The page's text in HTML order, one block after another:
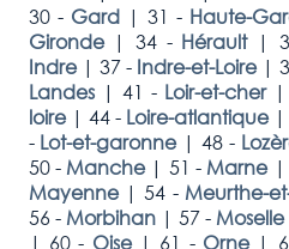
30 - Gard | 31 - Haute-
Gironde | 34 - Hérault |
Indre | 37 - Indre-et-Loire |
Landes | 41 - Loir-et-cher |
loire | 44 - Loire-atlantique
- Lot-et-garonne | 48 -
50 - Manche | 51 - Marne |
Mayenne |54 - Meurthe-
56 - Morbihan | 57 - Moselle
| 60 - Oise | 61 - Orne |